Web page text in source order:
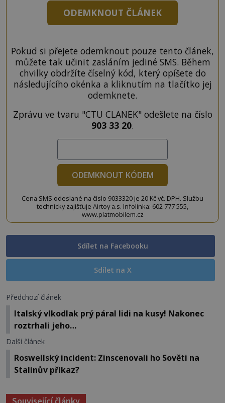
ODEMKNOUT ČLÁNEK
Pokud si přejete odemknout pouze tento článek,
můžete tak učinit zasláním jediné SMS. Během
chvilky obdržíte číselný kód, který opíšete do
následujícího okénka a kliknutím na tlačítko jej
odemknete.
Zprávu ve tvaru "CTU CLANEK" odešlete na číslo
903 33 20.
ODEMKNOUT KÓDEM
Cena SMS odeslané na číslo 9033320 je 20 Kč vč. DPH. Službu
technicky zajišťuje Airtoy a.s. Infolinka: 602 777 555,
www.platmobilem.cz
Sdílet na Facebooku
Sdílet na X
Předchozí článek
Italský vlkodlak prý páral lidi na kusy! Nakonec
roztrhali jeho…
Další článek
Roswellský incident: Zinscenovali ho Sověti na
Stalinův příkaz?